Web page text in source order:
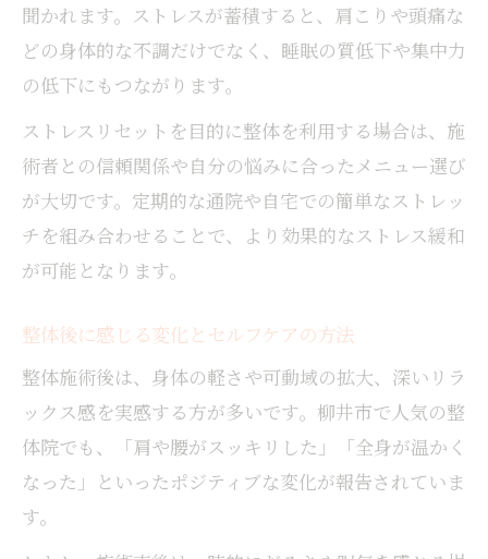
聞かれます。ストレスが蓄積すると、肩こりや頭痛な
どの身体的な不調だけでなく、睡眠の質低下や集中力
の低下にもつながります。
ストレスリセットを目的に整体を利用する場合は、施
術者との信頼関係や自分の悩みに合ったメニュー選び
が大切です。定期的な通院や自宅での簡単なストレッ
チを組み合わせることで、より効果的なストレス緩和
が可能となります。
整体後に感じる変化とセルフケアの方法
整体施術後は、身体の軽さや可動域の拡大、深いリラ
ックス感を実感する方が多いです。柳井市で人気の整
体院でも、「肩や腰がスッキリした」「全身が温かく
なった」といったポジティブな変化が報告されていま
す。